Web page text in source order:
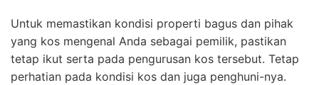
Untuk memastikan kondisi properti bagus dan pihak
yang kos mengenal Anda sebagai pemilik, pastikan
tetap ikut serta pada pengurusan kos tersebut. Tetap
perhatian pada kondisi kos dan juga penghuni-nya.